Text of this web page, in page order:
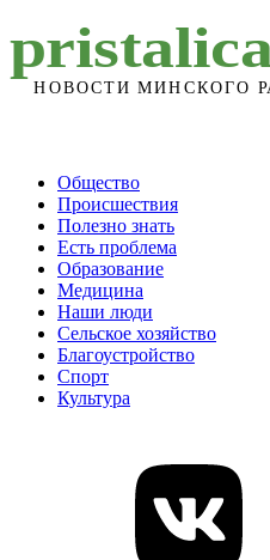
Общество
Происшествия
Полезно знать
Есть проблема
Образование
Медицина
Наши люди
Сельское хозяйство
Благоустройство
Спорт
Культура